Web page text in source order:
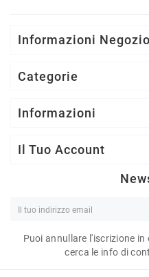
Informazioni Negozio
Categorie
Informazioni
Il Tuo Account
Puoi annullare l'iscrizione
cerca le info di